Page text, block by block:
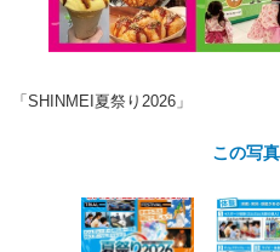
イベント告知
「SHINMEI夏祭り2026」
この写